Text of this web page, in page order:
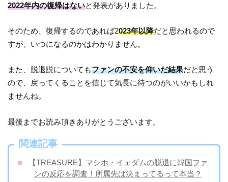
2022年内の復帰はないと発表がありました。
そのため、復帰するのであれば2023年以降だと思われるので
すが、いつになるのかはわかりません。
また、脱退説についてもファンの不安を仰いだ結果だと思う
ので、戻ってくることを信じて気長に待つのがいいかもしれ
ませんね。
最後までお読み頂きありがとうございます。
関連記事
【TREASURE】マシホ・イェダムの脱退に韓国ファ
ンの反応を調査！所属先は決まってるって本当？